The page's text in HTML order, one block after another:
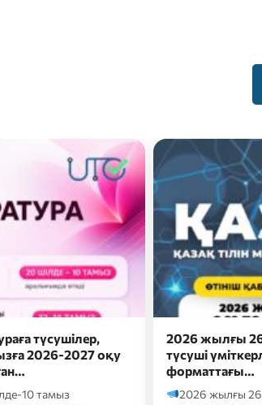
докторантураға
электронды
түсуші
Сәлем,
Болашақ
ба?
Онда
кәсіби бағдарлау